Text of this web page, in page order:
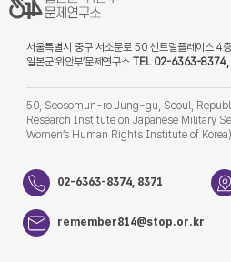
서울특별시 중구 서소문로 50 센트럴플레이스 4
일본군‘위안부’문제연구소 TEL 02-6363-8374,
50, Seosomun-ro Jung-gu, Seoul,
Research Institute on Japanese Military
Women’s Human Rights Institute of Korea)
02-6363-8374, 8371
remember814@stop.or.kr